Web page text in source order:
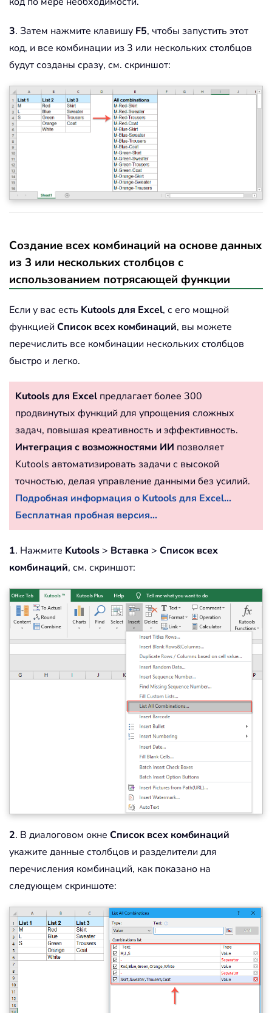
3. Затем нажмите клавишу F5, чтобы запустить этот
код, и все комбинации из 3 или нескольких столбцов
будут созданы сразу, см. скриншот:
Создание всех комбинаций на основе данных
из 3 или нескольких столбцов с
использованием потрясающей функции
Если у вас есть Kutools для Excel, с его мощной
функцией Список всех комбинаций, вы можете
перечислить все комбинации нескольких столбцов
быстро и легко.
Kutools для Excel предлагает более 300
продвинутых функций для упрощения сложных
задач, повышая креативность и эффективность.
Интеграция с возможностями ИИ позволяет
Kutools автоматизировать задачи с высокой
точностью, делая управление данными без усилий.
Подробная информация о Kutools для Excel...
Бесплатная пробная версия...
1. Нажмите Kutools > Вставка > Список всех
комбинаций, см. скриншот:
2. В диалоговом окне Список всех комбинаций
укажите данные столбцов и разделители для
перечисления комбинаций, как показано на
следующем скриншоте: